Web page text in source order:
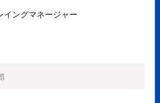
ングマネージャー